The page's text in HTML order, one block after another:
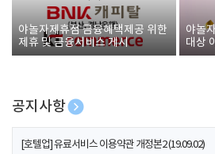
야놀자제휴점 금융혜택제공 위한
제휴 및 금융서비스 게시
야놀
대상
폰 증
공지사항
[호텔업] 개인정보 처리방침 개정본1 (19.09.02)
[호텔업] 유료서비스 이용약관 개정본2 (19.09.02)